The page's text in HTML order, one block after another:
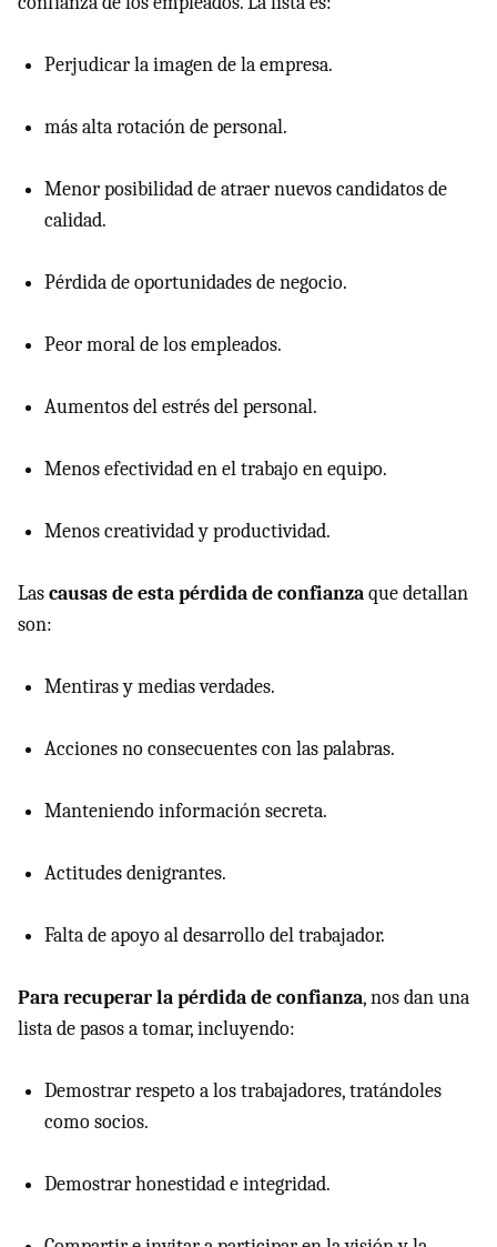
Perjudicar la imagen de la empresa.
más alta rotación de personal.
Menor posibilidad de atraer nuevos candidatos de
calidad.
Pérdida de oportunidades de negocio.
Peor moral de los empleados.
Aumentos del estrés del personal.
Menos efectividad en el trabajo en equipo.
Menos creatividad y productividad.
Lascausas de esta pérdida de confianzaque detallan
son:
Mentiras y medias verdades.
Acciones no consecuentes con las palabras.
Manteniendo información secreta.
Actitudes denigrantes.
Falta de apoyo al desarrollo del trabajador.
Para recuperar la pérdida de confianza, nos dan una
lista de pasos a tomar, incluyendo:
Demostrar respeto a los trabajadores, tratándoles
como socios.
Demostrar honestidad e integridad.